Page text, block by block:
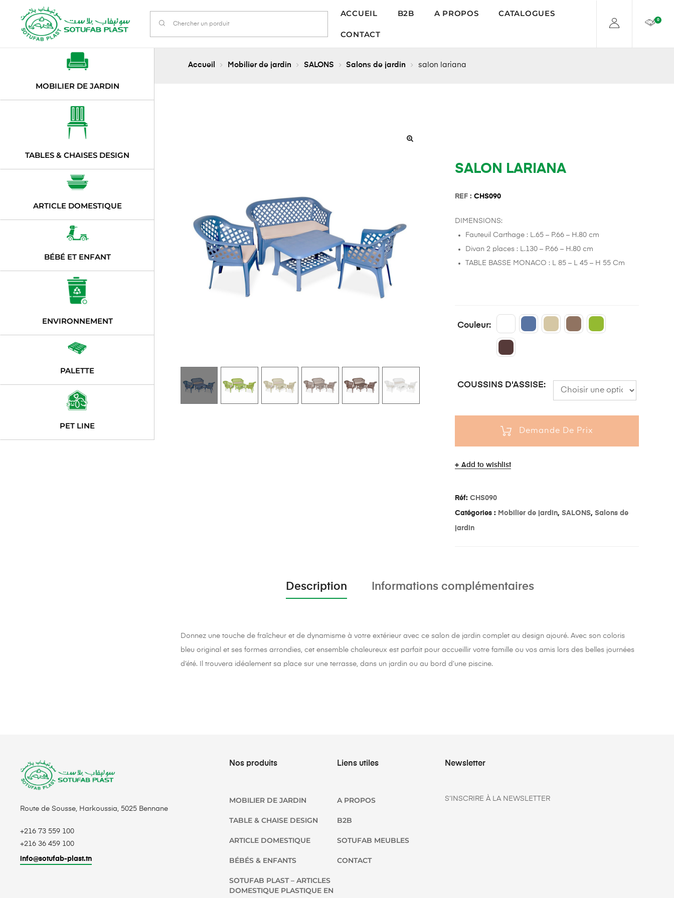
ACCUEIL B2B A PROPOS CATALOGUES
CONTACT
0
Accueil Mobilier de jardin SALONS Salons de jardin salon lariana
SALON LARIANA
REF : CHS090
DIMENSIONS:
Fauteuil Carthage : L.65 – P.66 – H.80 cm
Divan 2 places : L.130 – P.66 – H.80 cm
TABLE BASSE MONACO : L 85 – L 45 – H 55 Cm
Couleur
COUSSINS D'ASSISE
Demande De Prix
Add to wishlist
Réf: CHS090
Catégories : Mobilier de jardin, SALONS, Salons de
jardin
Description Informations complémentaires
Donnez une touche de fraîcheur et de dynamisme à votre extérieur avec ce salon de jardin complet au design ajouré. Avec son coloris
bleu original et ses formes arrondies, cet ensemble chaleureux est parfait pour accueillir votre famille ou vos amis lors des belles journées
d’été. Il trouvera idéalement sa place sur une terrasse, dans un jardin ou au bord d’une piscine.
MOBILIER DE JARDIN
TABLES & CHAISES DESIGN
ARTICLE DOMESTIQUE
BÉBÉ ET ENFANT
ENVIRONNEMENT
PALETTE
PET LINE
Route de Sousse, Harkoussia, 5025 Bennane
+216 73 559 100
+216 36 459 100
info@sotufab-plast.tn
Nos produits
MOBILIER DE JARDIN
TABLE & CHAISE DESIGN
ARTICLE DOMESTIQUE
BÉBÉS & ENFANTS
SOTUFAB PLAST – ARTICLES
DOMESTIQUE PLASTIQUE EN
Liens utiles
A PROPOS
B2B
SOTUFAB MEUBLES
CONTACT
Newsletter
S’INSCRIRE À LA NEWSLETTER